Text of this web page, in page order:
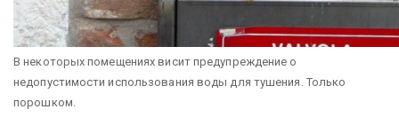
В некоторых помещениях висит предупреждение о
недопустимости использования воды для тушения. Только
порошком.